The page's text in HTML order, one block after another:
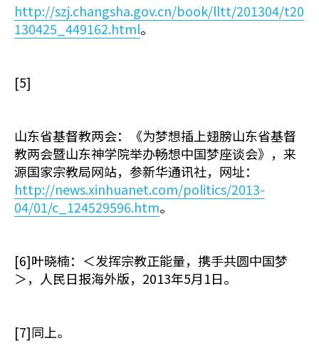
http://szj.changsha.gov.cn/book/lltt/201304/t20
130425_449162.html。
[5]
山东省基督教两会：《为梦想插上翅膀――山东省基督
教两会暨山东神学院举办畅想中国梦座谈会》，来
源国家宗教局网站，参新华通讯社，网址：
http://news.xinhuanet.com/politics/2013-
04/01/c_124529596.htm。
[6]叶晓楠：＜发挥宗教正能量，携手共圆中国梦
＞，人民日报海外版，2013年5月1日。
[7]同上。